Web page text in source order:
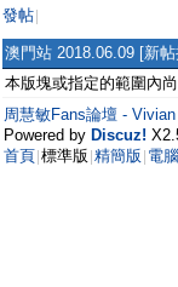
發帖
澳門站 2018.06.09 [新
本版塊或指定的範圍內
周慧敏Fans論壇 -
Powered by Discuz!
首頁 標準版 精簡版 電